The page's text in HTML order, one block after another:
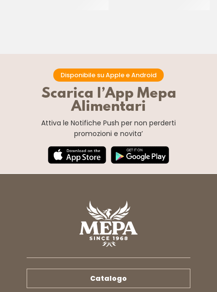
Disponibile su Apple e Android
Scarica l’App Mepa
Alimentari
Attiva le Notifiche Push per non perderti
promozioni e novita’
Catalogo